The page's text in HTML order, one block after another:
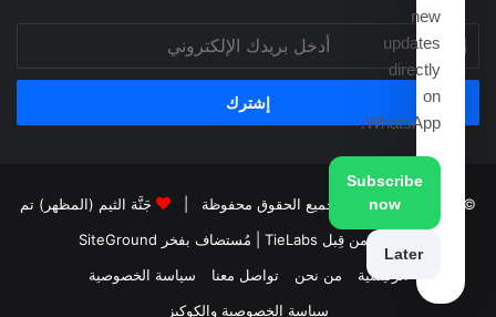
بريدك
الإلكتروني
© حقوق النشر 2026، جميع الحقوق محفوظة |
جَنَّة الثيم (المظهر) تم
تصميمه من قِبل TieLabs
| مُستضاف بفخر SiteGround
الرئيسية
من نحن تواصل معنا
سياسة الخصوصية
سياسة الخصوصية والكوكيز
new
updates
directly
on
WhatsApp.
Subscribe
now
Later